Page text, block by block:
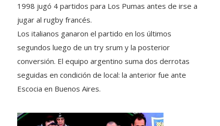
1998 jugó 4 partidos para Los Pumas antes de irse a
jugar al rugby francés.
Los italianos ganaron el partido en los últimos
segundos luego de un try srum y la posterior
conversión. El equipo argentino suma dos derrotas
seguidas en condición de local: la anterior fue ante
Escocia en Buenos Aires.